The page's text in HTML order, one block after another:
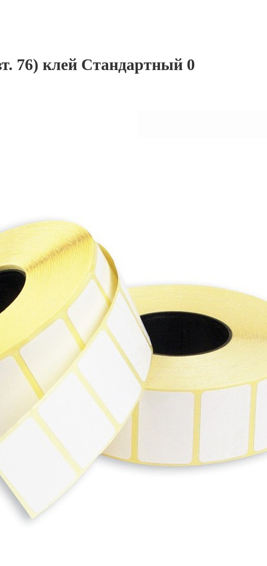
76) клей Стандартный 0